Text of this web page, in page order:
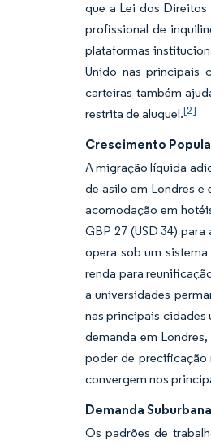
que a Lei dos Direitos
profissional de
plataformas
Unido nas principais
carteiras também
restrita de aluguel.[2]
Crescimento
A migração líquida
de asilo em Londres e
acomodação em
GBP 27 (USD 34)
opera sob um
renda para
a universidades
nas principais cidades
demanda em
poder de precificação
convergem nos
Demanda
Os padrões de